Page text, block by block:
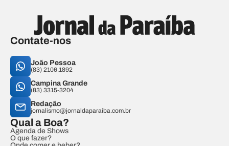
Contate-nos
João Pessoa
(83) 2106.1892
Campina Grande
(83) 3315-3204
Redação
jornalismo@jornaldaparaiba.com.br
Qual a Boa?
Agenda de Shows
O que fazer?